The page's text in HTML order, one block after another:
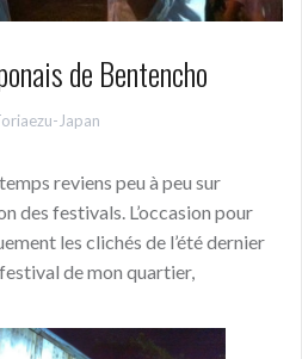
de Bentencho
Japan
reviens peu à peu sur
des festivals. L’occasion pour
les clichés de l’été dernier
de mon quartier,